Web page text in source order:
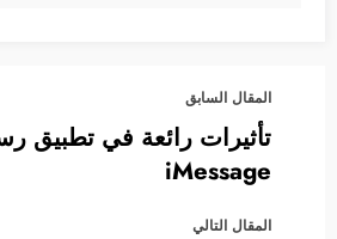
المقال السابق
تأثيرات رائعة في تطبيق
iMessage
المقال التالي